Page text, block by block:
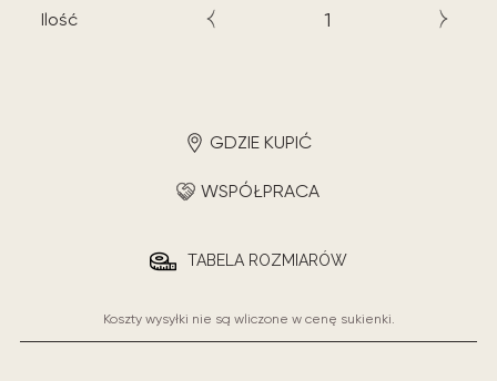
Ilość
GDZIE KUPIĆ
WSPÓŁPRACA
TABELA ROZMIARÓW
Koszty wysyłki nie są wliczone w cenę sukienki.